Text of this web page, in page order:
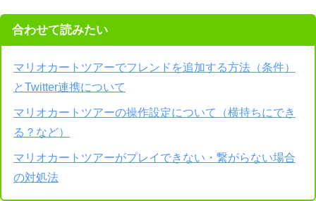
合わせて読みたい
マリオカートツアーでフレンドを追加する方法（条件）
とTwitter連携について
マリオカートツアーの操作設定について（横持ちにでき
る？など）
マリオカートツアーがプレイできない・繋がらない場合
の対処法